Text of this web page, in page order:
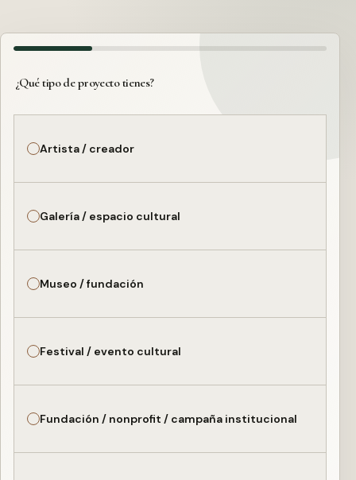
¿Qué tipo de proyecto tienes?
Artista / creador
Galería / espacio cultural
Museo / fundación
Festival / evento cultural
Fundación / nonprofit / campaña institucional